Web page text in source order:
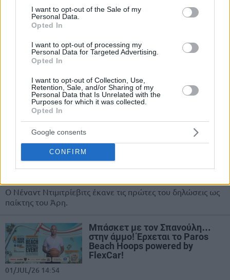
consent section.
I want to opt-out of the Sale of my
Personal Data.
Opted In
I want to opt-out of processing my
Personal Data for Targeted Advertising.
Opted In
I want to opt-out of Collection, Use,
Retention, Sale, and/or Sharing of my
Personal Data that Is Unrelated with the
Purposes for which it was collected.
Opted In
Google consents
CONFIRM
“Σάρας”: Το παράπονο για
Παναθηναϊκό & το πρότζεκτ
Άρη, ΠΑΟΚ
03/JUL/26 16:29
Ο Σαρούνας Γιασικεβίτσιους γύρισε το χρόνο στο Final
Four της Ευρωλίγκας και στα καλύτερα χρόνια του
Παναθηναϊκού και του...
“Καταλυτική η παρουσία του
Ζήσης”
Ο Νέναντ Ντιμιτρίεβιτς έκανε τις πρώτες του δηλώσεις ως
παίκτης του Άρη.
Μπάσκετ με τον Σπανούλη…
στην άμμο! Έρχεται το Paros
Beach Hoops powered by
FlexCar!
01/JUL/26 14:54